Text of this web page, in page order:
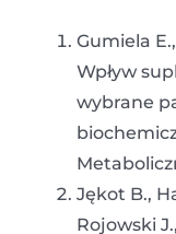
Gumiela
Wpływ
wybrane
Jękot B.,
Rojowski